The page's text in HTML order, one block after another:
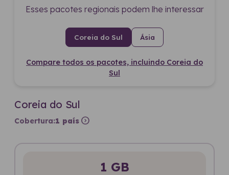
Esses pacotes regionais podem lhe interessar
Coreia do Sul Ásia
Compare todos os pacotes, incluindo Coreia do
Sul
Coreia do Sul
Cobertura:1 país expand_circle_right
1 GB